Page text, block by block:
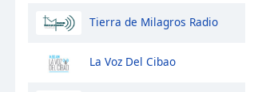
Tierra de Milagros Radio
La Voz Del Cibao